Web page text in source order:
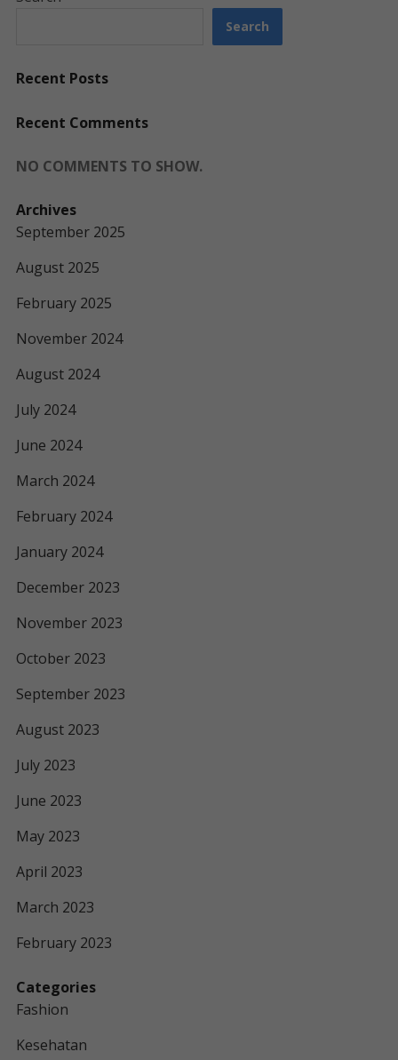
Search
Recent Posts
Recent Comments
NO COMMENTS TO SHOW.
Archives
September 2025
August 2025
February 2025
November 2024
August 2024
July 2024
June 2024
March 2024
February 2024
January 2024
December 2023
November 2023
October 2023
September 2023
August 2023
July 2023
June 2023
May 2023
April 2023
March 2023
February 2023
Categories
Fashion
Kesehatan